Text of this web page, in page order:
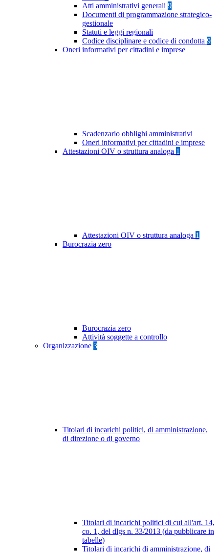
Atti amministrativi generali 9
Documenti di programmazione strategico-
gestionale
Statuti e leggi regionali
Codice disciplinare e codice di condotta 9
Oneri informativi per cittadini e imprese
Scadenzario obblighi amministrativi
Oneri informativi per cittadini e imprese
Attestazioni OIV o struttura analoga 1
Attestazioni OIV o struttura analoga 1
Burocrazia zero
Burocrazia zero
Attività soggette a controllo
Organizzazione 3
Titolari di incarichi politici, di amministrazione,
di direzione o di governo
Titolari di incarichi politici di cui all'art. 14,
co. 1, del dlgs n. 33/2013 (da pubblicare in
tabelle)
Titolari di incarichi di amministrazione, di